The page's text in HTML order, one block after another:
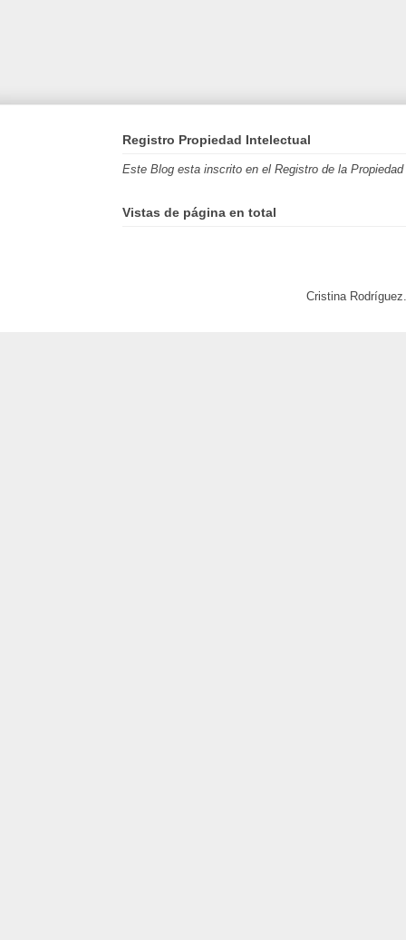
Registro Propiedad Intelectual
Este Blog esta inscrito en el Registro de la
Vistas de página en total
Cristina